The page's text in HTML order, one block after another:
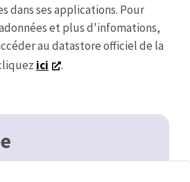
dans ses applications. Pour
et plus d'infomations,
au datastore officiel de la
ici .